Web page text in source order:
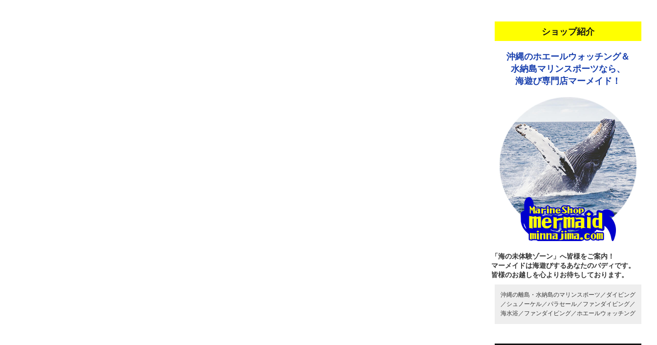
ショップ紹介
沖縄のホエールウォッチング＆
水納島マリンスポーツなら、
海遊び専門店マーメイド！
「海の未体験ゾーン」へ皆様をご案内！
マーメイドは海遊びするあなたのバディです。
皆様のお越しを心よりお待ちしております。
沖縄の離島・水納島のマリンスポーツ／ ダイビング
／ シュノーケル／ パラセール／ ファンダイビング／
海水浴／ ファンダイビング／ ホエールウォッチング